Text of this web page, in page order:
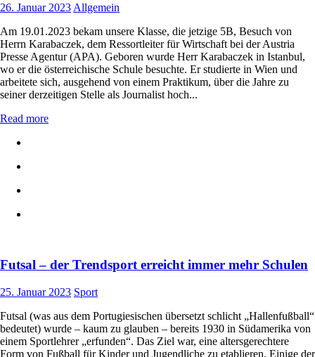
26. Januar 2023 Allgemein
Am 19.01.2023 bekam unsere Klasse, die jetzige 5B, Besuch von
Herrn Karabaczek, dem Ressortleiter für Wirtschaft bei der Austria
Presse Agentur (APA). Geboren wurde Herr Karabaczek in Istanbul,
wo er die österreichische Schule besuchte. Er studierte in Wien und
arbeitete sich, ausgehend von einem Praktikum, über die Jahre zu
seiner derzeitigen Stelle als Journalist hoch...
Read more
Futsal – der Trendsport erreicht immer mehr Schulen
25. Januar 2023 Sport
Futsal (was aus dem Portugiesischen übersetzt schlicht „Hallenfußball“
bedeutet) wurde – kaum zu glauben – bereits 1930 in Südamerika von
einem Sportlehrer „erfunden“. Das Ziel war, eine altersgerechtere
Form von Fußball für Kinder und Jugendliche zu etablieren. Einige der